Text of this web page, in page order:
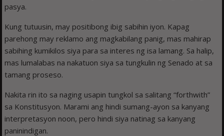
pasya.
Kung tutuusin, may positibong ibig sabihin iyon. Kapag
parehong may reklamo ang magkabilang panig, mas mahirap
sabihing kumikilos siya para sa interes ng isa lamang. Sa halip,
mas lumalabas na nakatuon siya sa tungkulin ng Senado at sa
tamang proseso.
Nakita rin ito sa naging usapin tungkol sa salitang “forthwith”
sa Konstitusyon. Marami ang hindi sumang-ayon sa kanyang
interpretasyon noon, pero hindi siya natinag sa kanyang
paninindigan.